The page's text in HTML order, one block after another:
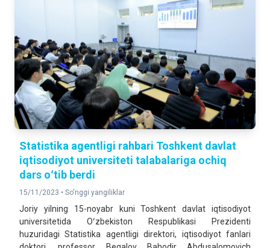
Statistika agentligi rahbari Toshkent davlat
iqtisodiyot universiteti talabalariga ochiq
dars oʻtib berdi
15/11/2023 • So'nggi yangiliklar
Joriy yilning 15-noyabr kuni Toshkent davlat iqtisodiyot
universitetida Oʻzbekiston Respublikasi Prezidenti
huzuridagi Statistika agentligi direktori, iqtisodiyot fanlari